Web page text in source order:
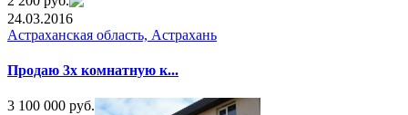
24.03.2016
Астраханская область, Астрахань
Продаю 3х комнатную к...
3 100 000 руб.